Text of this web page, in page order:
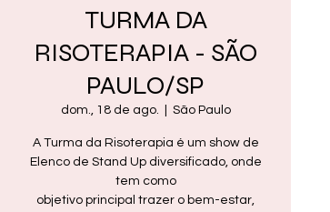
TURMA DA
RISOTERAPIA - SÃO
PAULO/SP
dom., 18 de ago. São Paulo
A Turma da Risoterapia é um show de
Elenco de Stand Up diversificado, onde
tem como
objetivo principal trazer o bem-estar,